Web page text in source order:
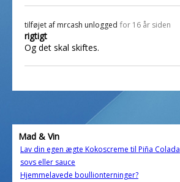
tilføjet af mrcash unlogged for 16 år siden
rigtigt
Og det skal skiftes.
Mad & Vin
Lav din egen ægte Kokoscreme til Piña Colada
sovs eller sauce
Hjemmelavede boullionterninger?